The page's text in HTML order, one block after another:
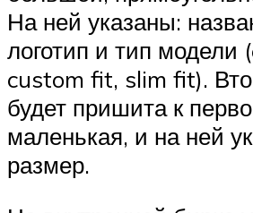
На ней указаны:
логотип и тип модели
custom fit, slim fit).
будет пришита к
маленькая, и на ней
размер.